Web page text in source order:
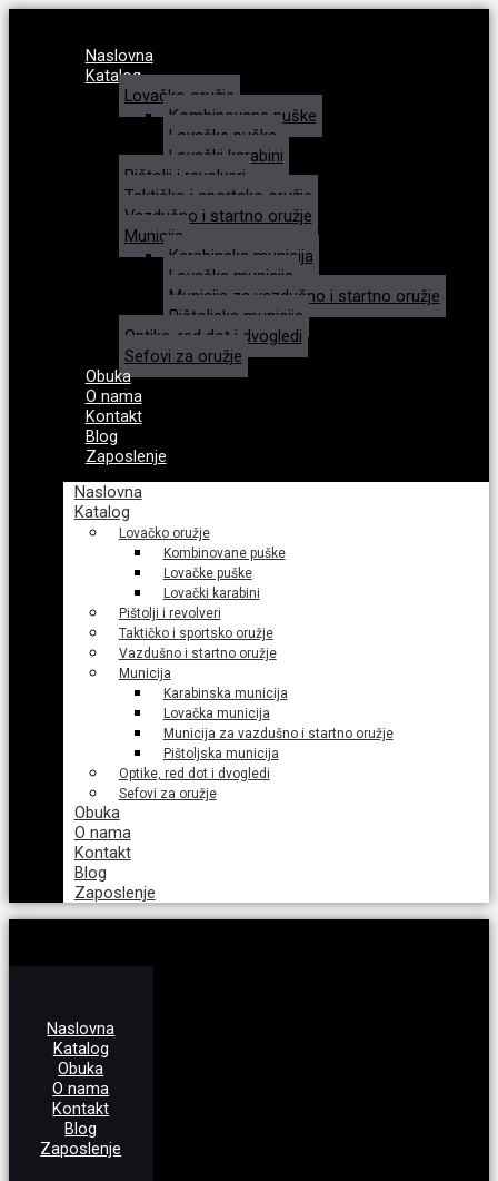
Naslovna
Katalog
Lovačko oružje
Kombinovane puške
Lovačke puške
Lovački karabini
Pištolji i revolveri
Taktičko i sportsko oružje
Vazdušno i startno oružje
Municija
Karabinska municija
Lovačka municija
Municija za vazdušno i startno oružje
Pištoljska municija
Optike, red dot i dvogledi
Sefovi za oružje
Obuka
O nama
Kontakt
Blog
Zaposlenje
Naslovna
Katalog
Lovačko oružje
Kombinovane puške
Lovačke puške
Lovački karabini
Pištolji i revolveri
Taktičko i sportsko oružje
Vazdušno i startno oružje
Municija
Karabinska municija
Lovačka municija
Municija za vazdušno i startno oružje
Pištoljska municija
Optike, red dot i dvogledi
Sefovi za oružje
Obuka
O nama
Kontakt
Blog
Zaposlenje
Naslovna
Katalog
Obuka
O nama
Kontakt
Blog
Zaposlenje